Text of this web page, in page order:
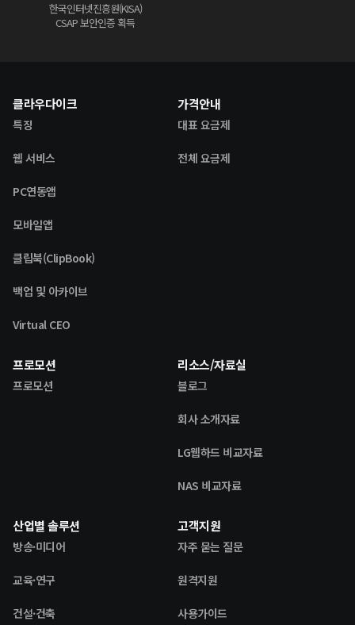
한국인터넷진흥원(KISA)
CSAP 보안인증 획득
클라우다이크
특징
웹 서비스
PC연동앱
모바일앱
클립북(ClipBook)
백업 및 아카이브
Virtual CEO
가격안내
대표 요금제
전체 요금제
프로모션
프로모션
리소스/자료실
블로그
회사 소개자료
LG웹하드 비교자료
NAS 비교자료
산업별 솔루션
방송·미디어
교육·연구
건설·건축
고객지원
자주 묻는 질문
원격지원
사용가이드